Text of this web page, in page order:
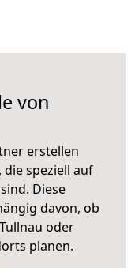
von
erstellen
speziell auf
Diese
davon, ob
oder
planen.